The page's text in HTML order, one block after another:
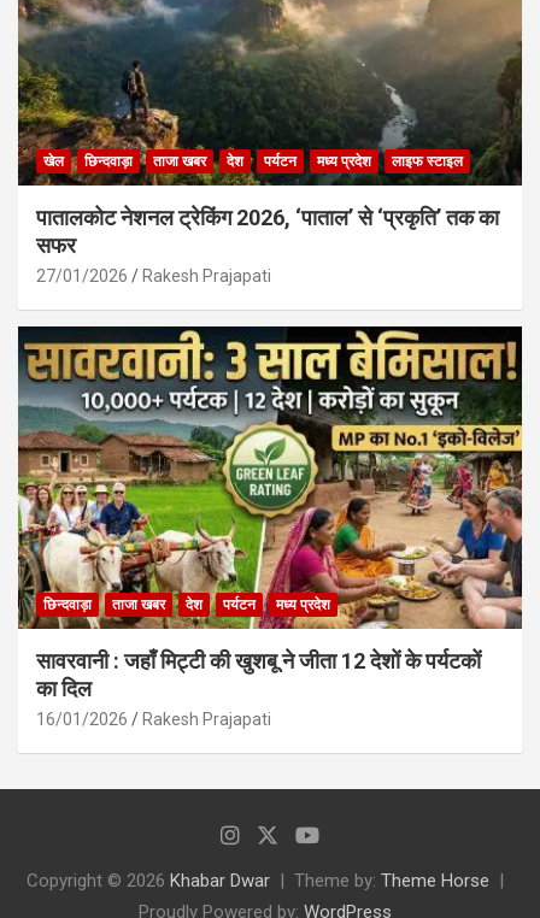
खेल छिन्दवाड़ा ताजा खबर देश पर्यटन मध्य प्रदेश लाइफ स्टाइल
पातालकोट नेशनल ट्रेकिंग 2026, ‘पाताल’ से ‘प्रकृति’ तक का
सफर
27/01/2026 Rakesh Prajapati
छिन्दवाड़ा ताजा खबर देश पर्यटन मध्य प्रदेश
सावरवानी : जहाँ मिट्टी की खुशबू ने जीता 12 देशों के पर्यटकों
का दिल
16/01/2026 Rakesh Prajapati
Copyright © 2026 Khabar Dwar Theme by: Theme Horse
Proudly Powered by: WordPress